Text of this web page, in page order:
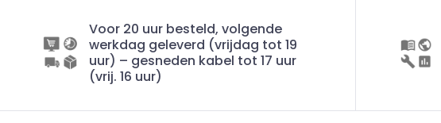
Voor 20 uur besteld, volgende
werkdag geleverd (vrijdag tot 19
uur) – gesneden kabel tot 17 uur
(vrij. 16 uur)